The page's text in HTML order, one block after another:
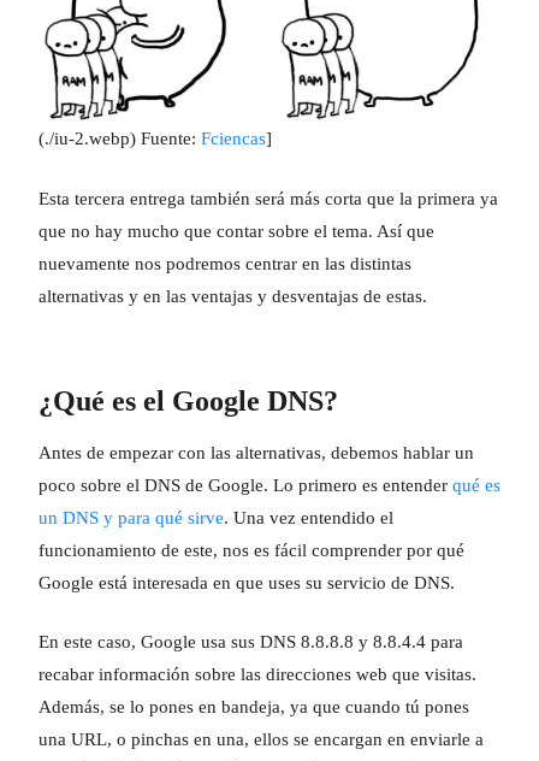
(./iu-2.webp) Fuente: Fciencas]
Esta tercera entrega también será más corta que la primera ya
que no hay mucho que contar sobre el tema. Así que
nuevamente nos podremos centrar en las distintas
alternativas y en las ventajas y desventajas de estas.
¿Qué es el Google DNS?
Antes de empezar con las alternativas, debemos hablar un
poco sobre el DNS de Google. Lo primero es entender qué es
un DNS y para qué sirve. Una vez entendido el
funcionamiento de este, nos es fácil comprender por qué
Google está interesada en que uses su servicio de DNS.
En este caso, Google usa sus DNS 8.8.8.8 y 8.8.4.4 para
recabar información sobre las direcciones web que visitas.
Además, se lo pones en bandeja, ya que cuando tú pones
una URL, o pinchas en una, ellos se encargan en enviarle a